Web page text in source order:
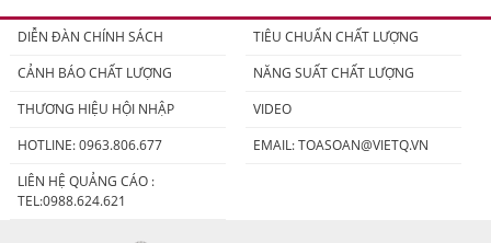
DIỄN ĐÀN CHÍNH SÁCH
TIÊU CHUẨN CHẤT LƯỢNG
CẢNH BÁO CHẤT LƯỢNG
NĂNG SUẤT CHẤT LƯỢNG
THƯƠNG HIỆU HỘI NHẬP
VIDEO
HOTLINE: 0963.806.677
EMAIL:TOASOAN@VIETQ.VN
LIÊN HỆ QUẢNG CÁO :
TEL:0988.624.621